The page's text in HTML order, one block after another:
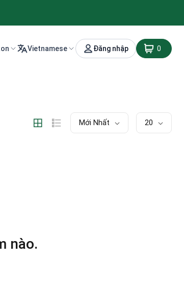
Vietnamese Đăng nhập 0
Mới Nhất 20
nào.